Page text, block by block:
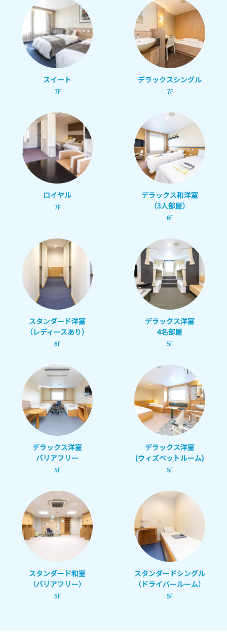
スイート
7F
デラックスシングル
7F
ロイヤル
7F
デラックス和洋室
（3人部屋）
6F
スタンダード洋室
（レディースあり）
6F
デラックス洋室
4名部屋
5F
デラックス洋室
バリアフリー
5F
デラックス洋室
(ウィズペットルーム)
5F
スタンダード和室
（バリアフリー）
5F
スタンダードシングル
（ドライバールーム）
5F